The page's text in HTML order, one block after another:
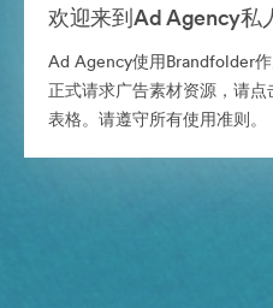
欢迎来到Ad Agency私
Ad Agency使用Brandfolder
正式请求广告素材资源，请
表格。请遵守所有使用准则。